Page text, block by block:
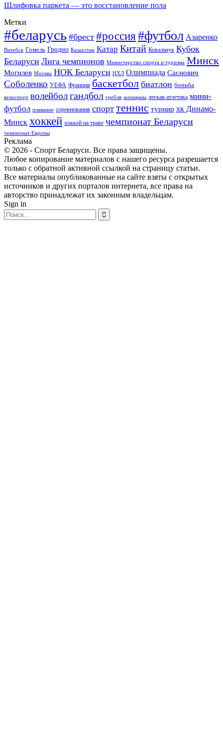
Шлифовка паркета — это восстановление пола
Метки
#беларусь #брест #россия#футбол Азаренко
Витебск Гомель Гродно Казахстан Катар Китай Ковальчук Кубок
Беларуси Лига чемпионов Министерство спорта и туризма Минск
Могилев Москва НОК Беларуси НХЛ Олимпиада Саснович
Соболенко УЕФА Франция баскетбол биатлон борьба
велоспорт волейболгандбол гребля женщины легкая атлетика мини-
футбол плавание соревнования спорт теннис турнир хк Динамо-
Минск хоккей хоккей на траве чемпионат Беларуси
чемпионат Европы
Реклама
© 2026 - Спорт Беларуси. Все права защищены.
Любое копирование материалов с нашего ресурса разрешается
только с обратной активной ссылкой на страницу статьи.
Все материалы опубликованные на сайте взяты с открытых
источников и других порталов интернета, все права на
авторство принадлежат их законным владельцам.
Sign in